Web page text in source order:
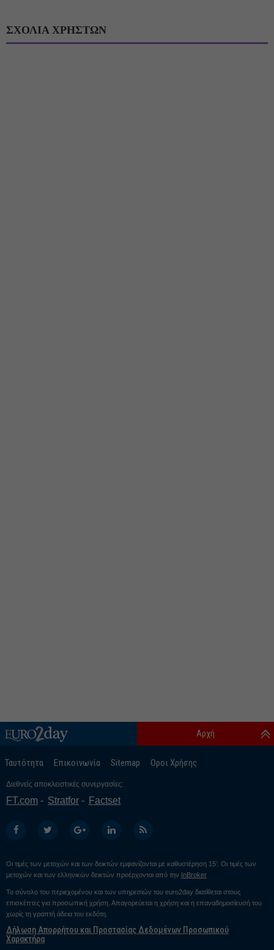
ΣΧΟΛΙΑ ΧΡΗΣΤΩΝ
Ταυτότητα Επικοινωνία Sitemap Οροι Χρήσης
Αρχή
Διεθνείς αποκλειστικές συνεργασίες:
FT.com Stratfor Factset
Οι τιμές των μετοχών και των δεικτών εμφανίζονται με καθυστέρηση 15’. Οι τιμές των
μετοχών και των ελληνικών δεικτών προέρχονται από την InBroker
Το σύνολο του περιεχομένου και των υπηρεσιών του euro2day διατίθεται στους
επισκέπτες για προσωπική χρήση. Απαγορεύεται η χρήση και η επαναδημοσίευσή του
χωρίς τη γραπτή άδεια του εκδότη.
Δήλωση Απορρήτου και Προστασίας Δεδομένων Προσωπικού
Χαρακτήρα